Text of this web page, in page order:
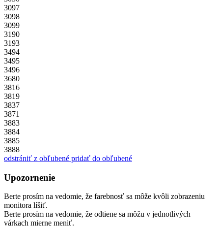
3097
3098
3099
3190
3193
3494
3495
3496
3680
3816
3819
3837
3871
3883
3884
3885
3888
odstrániť z obľubené pridať do obľubené
Upozornenie
Berte prosím na vedomie, že farebnosť sa môže kvôli zobrazeniu
monitora líšiť.
Berte prosím na vedomie, že odtiene sa môžu v jednotlivých
várkach mierne meniť.